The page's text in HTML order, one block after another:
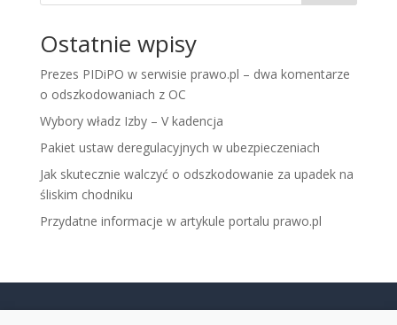
Ostatnie wpisy
Prezes PIDiPO w serwisie prawo.pl – dwa komentarze
o odszkodowaniach z OC
Wybory władz Izby – V kadencja
Pakiet ustaw deregulacyjnych w ubezpieczeniach
Jak skutecznie walczyć o odszkodowanie za upadek na
śliskim chodniku
Przydatne informacje w artykule portalu prawo.pl